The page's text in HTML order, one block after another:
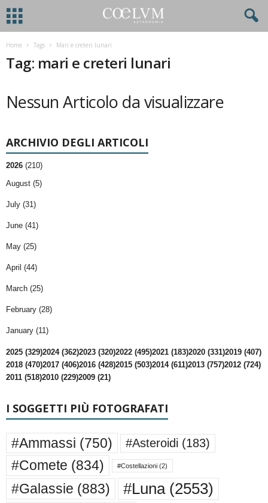
Home Tags Mari e creteri lunari
Tag: mari e creteri lunari
Nessun Articolo da visualizzare
ARCHIVIO DEGLI ARTICOLI
2026 (210)
August (5)
July (31)
June (41)
May (25)
April (44)
March (25)
February (28)
January (11)
2025 (329)2024 (362)2023 (320)2022 (495)2021 (183)2020 (331)2019 (407)
2018 (470)2017 (406)2016 (428)2015 (503)2014 (611)2013 (757)2012 (724)
2011 (518)2010 (229)2009 (21)
I SOGGETTI PIÙ FOTOGRAFATI
#Ammassi (750) #Asteroidi (183)
#Comete (834) #Costellazioni (2)
#Galassie (883) #Luna(2553)